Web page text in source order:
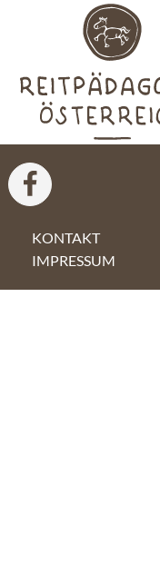
KONTAKT
IMPRESSUM